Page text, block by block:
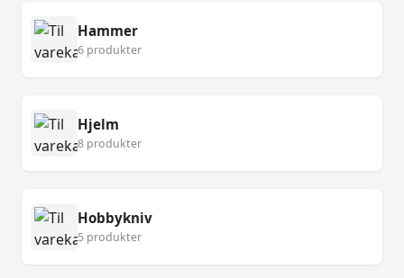
Hammer
6 produkter
Hjelm
8 produkter
Hobbykniv
5 produkter